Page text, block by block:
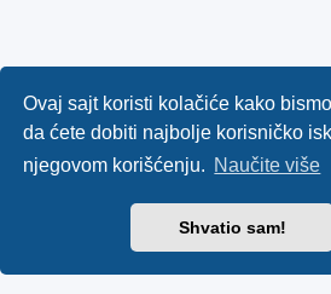
Ovaj sajt koristi kolačiće kako
da ćete dobiti najbolje korisničko
njegovom korišćenju. Naučite više
Shvatio sam!